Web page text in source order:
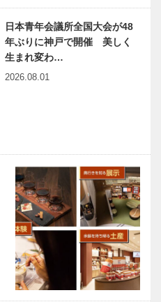
学ルポ｜日本
古来の建築技
法と現代の技
魅了されて
有意義な学び
の場を」
兵庫県医師会
の「みんなの
医療社会学」
第163回
日本青年会議所全国大会が48
年ぶりに神戸で開催 美しく
生まれ変わ…
2026.08.01